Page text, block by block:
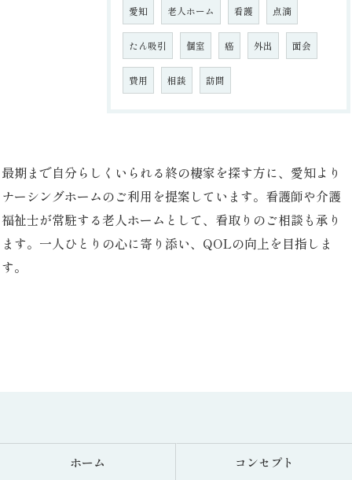
愛知 老人ホーム 看護 点滴
たん吸引 個室 癌 外出 面会
費用 相談 訪問
最期まで自分らしくいられる終の棲家を探す方に、愛知より
ナーシングホームのご利用を提案しています。看護師や介護
福祉士が常駐する老人ホームとして、看取りのご相談も承り
ます。一人ひとりの心に寄り添い、QOLの向上を目指しま
す。
ホーム コンセプト